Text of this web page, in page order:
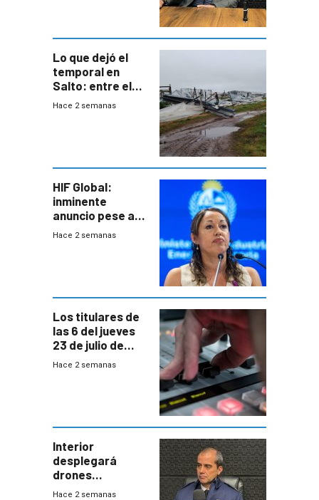
Lo que dejó el
temporal en
Salto: entre el
impacto
Hace 2 semanas
HIF Global:
inminente
anuncio pese a
declaración de
gobierno
Hace 2 semanas
Los titulares de
las 6 del jueves
23 de julio de
2026
Hace 2 semanas
Interior
desplegará
drones
autónomos para
Hace 2 semanas